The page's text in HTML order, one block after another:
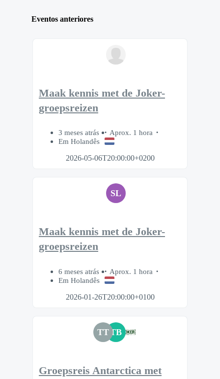
Eventos anteriores
Maak kennis met de Joker-
groepsreizen
3 meses atrás
Aprox. 1 hora
Em Holandês
2026-05-06T20:00:00+0200
SL
Maak kennis met de Joker-
groepsreizen
6 meses atrás
Aprox. 1 hora
Em Holandês
2026-01-26T20:00:00+0100
TT TB
Groepsreis Antarctica met